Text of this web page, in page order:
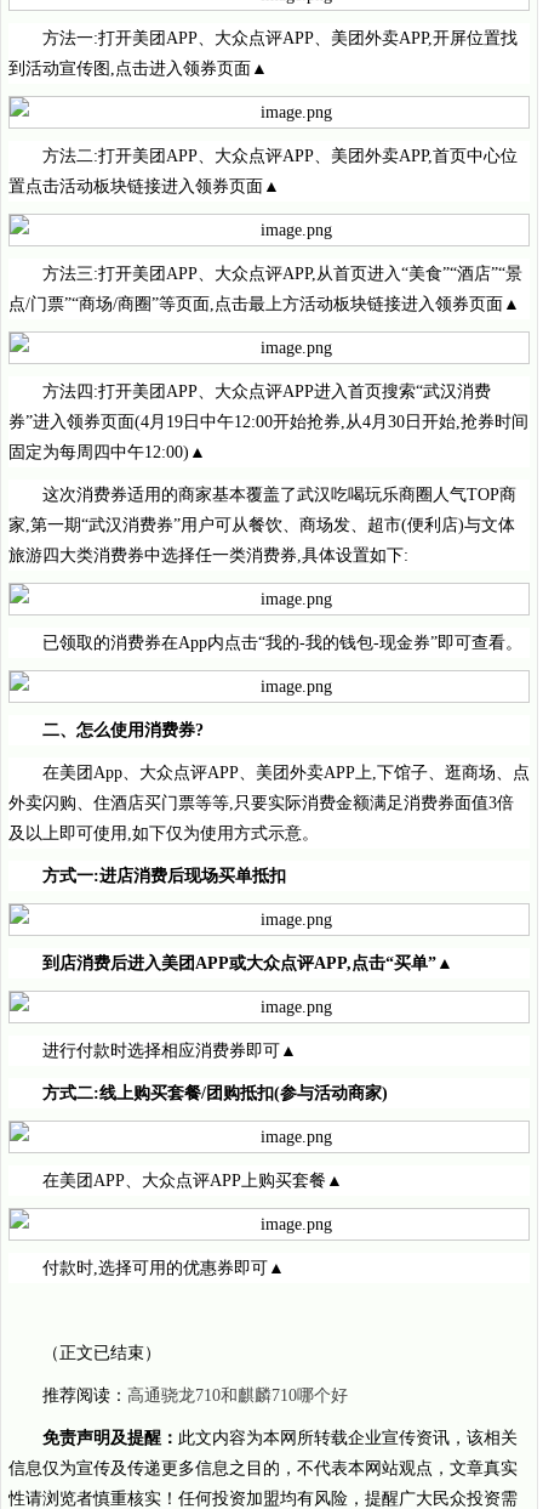
方法一:打开美团APP、大众点评APP、美团外卖APP,开屏位置找
到活动宣传图,点击进入领券页面▲
方法二:打开美团APP、大众点评APP、美团外卖APP,首页中心位
置点击活动板块链接进入领券页面▲
方法三:打开美团APP、大众点评APP,从首页进入“美食”“酒店”“景
点/门票”“商场/商圈”等页面,点击最上方活动板块链接进入领券页面▲
方法四:打开美团APP、大众点评APP进入首页搜索“武汉消费
券”进入领券页面(4月19日中午12:00开始抢券,从4月30日开始,抢券时间
固定为每周四中午12:00)▲
这次消费券适用的商家基本覆盖了武汉吃喝玩乐商圈人气TOP商
家,第一期“武汉消费券”用户可从餐饮、商场发、超市(便利店)与文体
旅游四大类消费券中选择任一类消费券,具体设置如下:
已领取的消费券在App内点击“我的-我的钱包-现金券”即可查看。
二、怎么使用消费券?
在美团App、大众点评APP、美团外卖APP上,下馆子、逛商场、点
外卖闪购、住酒店买门票等等,只要实际消费金额满足消费券面值3倍
及以上即可使用,如下仅为使用方式示意。
方式一:进店消费后现场买单抵扣
到店消费后进入美团APP或大众点评APP,点击“买单”▲
进行付款时选择相应消费券即可▲
方式二:线上购买套餐/团购抵扣(参与活动商家)
在美团APP、大众点评APP上购买套餐▲
付款时,选择可用的优惠券即可▲
（正文已结束）
推荐阅读： 高通骁龙710和麒麟710哪个好
免责声明及提醒： 此文内容为本网所转载企业宣传资讯，该相关
信息仅为宣传及传递更多信息之目的，不代表本网站观点，文章真实
性请浏览者慎重核实！任何投资加盟均有风险，提醒广大民众投资需